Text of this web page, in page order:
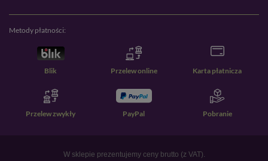
Metody płatności:
Blik Przelew online Karta płatnicza
Przelew zwykły PayPal Pobranie
W sklepie prezentujemy ceny brutto (z VAT).